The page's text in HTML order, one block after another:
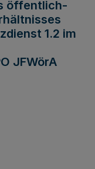
öffentlich-
1.2 im
JFWörA